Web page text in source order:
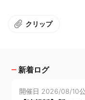
クリップ
新着ログ
開催日 2026/08/10